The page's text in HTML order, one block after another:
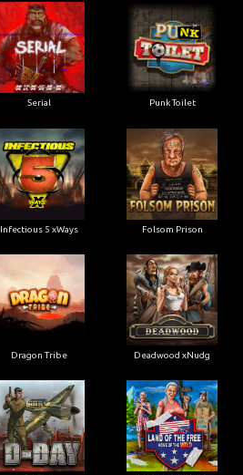
Serial Punk Toilet
Infectious 5 xWays Folsom Prison
Dragon Tribe Deadwood xNudg